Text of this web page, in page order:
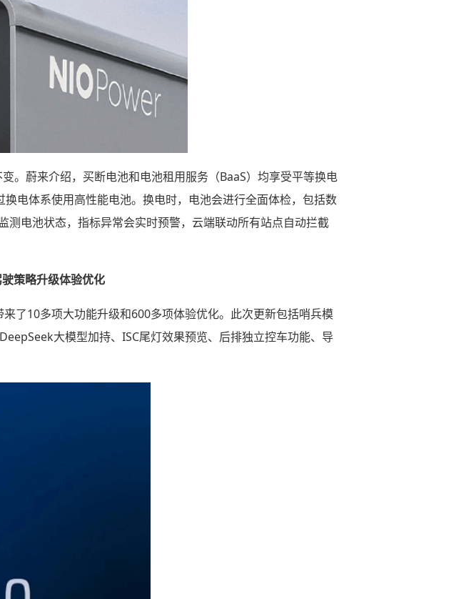
。蔚来介绍，买断电池和电池租用服务（BaaS）均享受平等换电
电体系使用高性能电池。换电时，电池会进行全面体检，包括数
测电池状态，指标异常会实时预警，云端联动所有站点自动拦截
策略升级体验优化
了10多项大功能升级和600多项体验优化。此次更新包括哨兵模
大模型加持、ISC尾灯效果预览、后排独立控车功能、导